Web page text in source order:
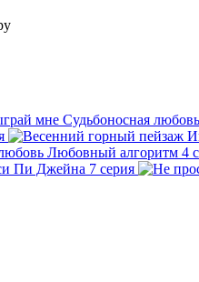
Судьбоносная любовь
Любовный алгоритм 4
Пи Джейна 7 серия